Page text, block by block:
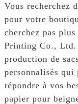
Vous recherchez
pour votre
cherchez pas
Printing Co., Ltd.
production de
personnalisés qui
répondre à vos
papier pour